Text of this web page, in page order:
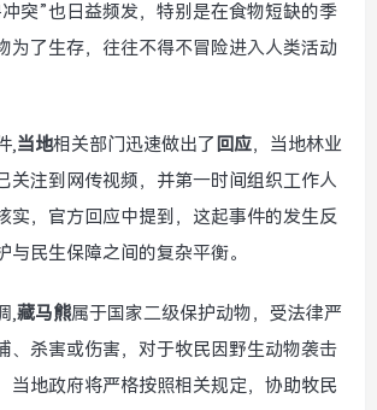
突”也日益频发，特别是在食物短缺的季
为了生存，往往不得不冒险进入人类活动
,当地相关部门迅速做出了 回应，当地林业
关注到网传视频，并第一时间组织工作人
实，官方回应中提到，这起事件的发生反
与民生保障之间的复杂平衡。
,藏马熊属于国家二级保护动物，受法律严
、杀害或伤害，对于牧民因野生动物袭击
当地政府将严格按照相关规定，协助牧民